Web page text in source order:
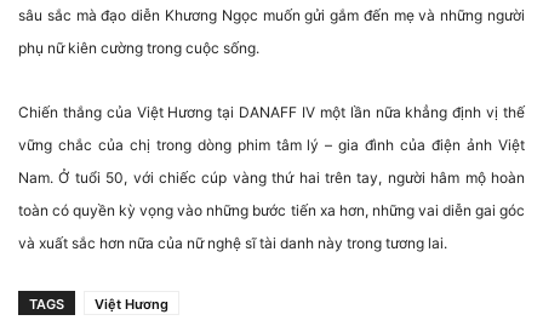
sâu sắc mà đạo diễn Khương Ngọc muốn gửi gắm đến mẹ và những người
phụ nữ kiên cường trong cuộc sống.
Chiến thắng của Việt Hương tại DANAFF IV một lần nữa khẳng định vị thế
vững chắc của chị trong dòng phim tâm lý – gia đình của điện ảnh Việt
Nam. Ở tuổi 50, với chiếc cúp vàng thứ hai trên tay, người hâm mộ hoàn
toàn có quyền kỳ vọng vào những bước tiến xa hơn, những vai diễn gai góc
và xuất sắc hơn nữa của nữ nghệ sĩ tài danh này trong tương lai.
TAGS Việt Hương